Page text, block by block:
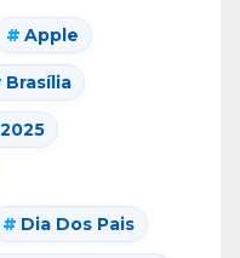
Apple
Brasília
Dia Dos Pais